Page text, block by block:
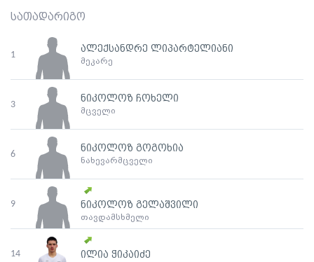
სათადარიგო
1
ალექსანდრე ლიპარტელიანი
მეკარე
3
ნიკოლოზ ჩოხელი
მცველი
6
ნიკოლოზ გოგოხია
ნახევარმცველი
9 ნიკოლოზ გელაშვილი
თავდამსხმელი
14 ილია ჭიკაიძე